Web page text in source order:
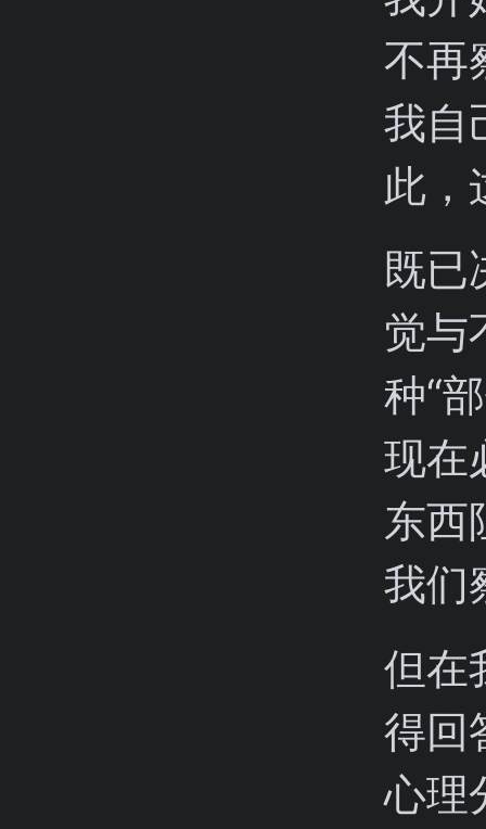
不再
我自
此，
既已
觉与
种“
现在
东西
我们
但在
得回
心理